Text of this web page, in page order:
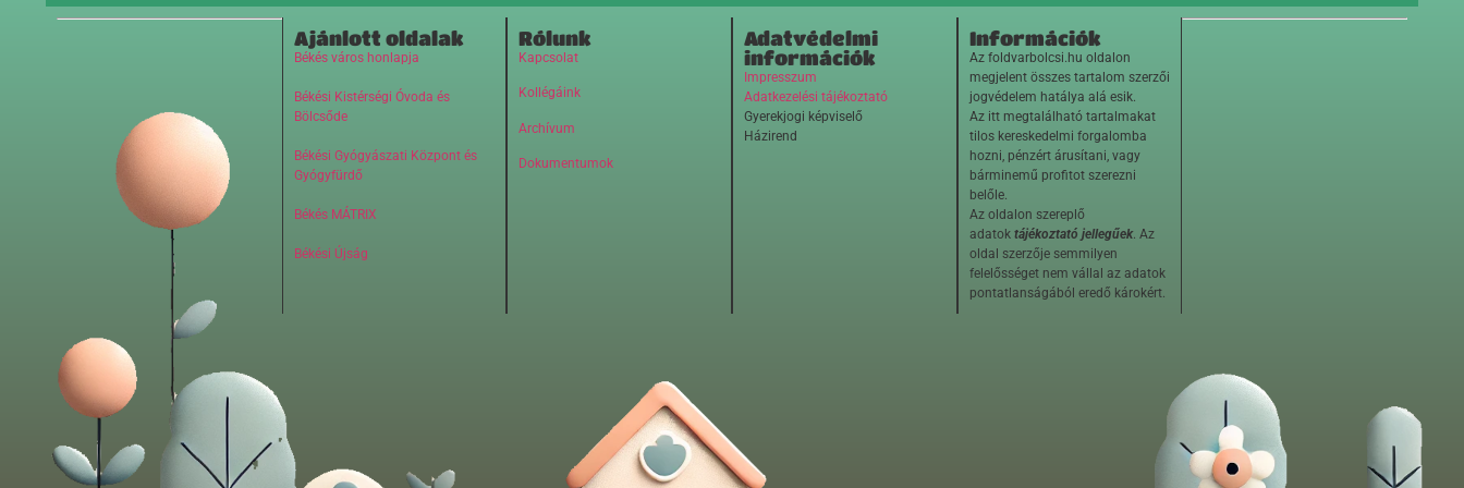
Ajánlott oldalak
Békés város honlapja
Békési Kistérségi Óvoda és
Bölcsőde
Békési Gyógyászati Központ és
Gyógyfürdő
Békés MÁTRIX
Békési Újság
Rólunk
Kapcsolat
Kollégáink
Archívum
Dokumentumok
Adatvédelmi
információk
Impresszum
Adatkezelési tájékoztató
Gyerekjogi képviselő
Házirend
Információk
Az foldvarbolcsi.hu oldalon
megjelent összes tartalom szerzői
jogvédelem hatálya alá esik.
Az itt megtalálható tartalmakat
tilos kereskedelmi forgalomba
hozni, pénzért árusítani, vagy
bárminemű profitot szerezni
belőle.
Az oldalon szereplő
adatok tájékoztató jellegűek. Az
oldal szerzője semmilyen
felelősséget nem vállal az adatok
pontatlanságából eredő károkért.